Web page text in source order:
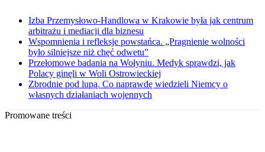
Izba Przemysłowo-Handlowa w Krakowie była jak centrum
arbitrażu i mediacji dla biznesu
Wspomnienia i refleksje powstańca. „Pragnienie wolności
było silniejsze niż chęć odwetu”
Przełomowe badania na Wołyniu. Medyk sprawdzi, jak
Polacy ginęli w Woli Ostrowieckiej
Zbrodnie pod lupą. Co naprawdę wiedzieli Niemcy o
własnych działaniach wojennych
Promowane treści